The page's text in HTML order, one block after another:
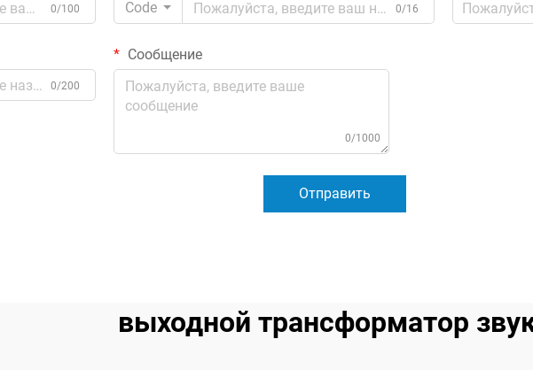
0/100
Code
0/16
0/200
Сообщение
0/1000
Отправить
выходной трансформатор